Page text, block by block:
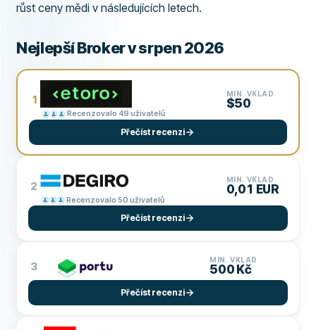
růst ceny mědi v následujících letech.
Nejlepší Broker v srpen 2026
1
Recenzovalo 49 uživatelů
MIN. VKLAD
$50
Přečíst recenzi
2
Recenzovalo 50 uživatelů
MIN. VKLAD
0,01 EUR
Přečíst recenzi
3 MIN. VKLAD
500 Kč
Přečíst recenzi